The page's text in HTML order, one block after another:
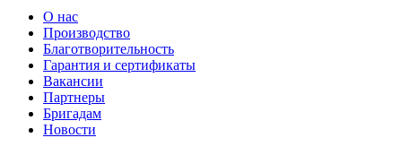
О нас
Производство
Благотворительность
Гарантия и сертификаты
Вакансии
Партнеры
Бригадам
Новости